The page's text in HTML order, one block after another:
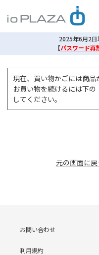
2025年6月2
【パスワード再
現在、買い物かごには商品
お買い物を続けるには下
してください。
元の画面に
お問い合わせ
利用規約